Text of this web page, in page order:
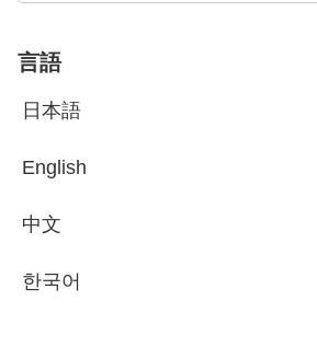
言語
日本語
English
中文
한국어